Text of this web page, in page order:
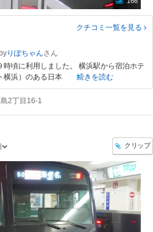
クチコミ一覧を見る
byりぽちゃん
時頃に利用しました。 横浜駅から宿泊ホテ
横浜）のある日本
続きを読む
2丁目16-1
クリップ